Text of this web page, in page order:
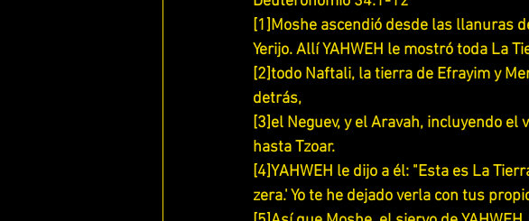
ESTUDIANDO 2 TESALONICENSES
ESTUDIANDO EFESIOS
[1]Moshe ascendió desde las llanuras
Yerijo. Allí YAHWEH le mostró toda La
[2]todo Naftali, la tierra de Efrayim y
detrás,
[3]el Neguev, y el Aravah, incluyendo el
hasta Tzoar.
[4]YAHWEH le dijo a él: "Esta es La
zera.' Yo te he dejado verla con tus